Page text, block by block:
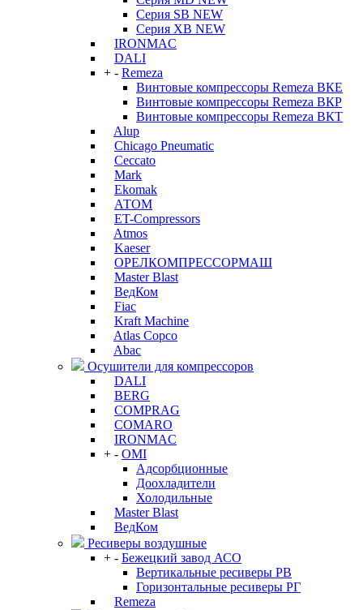
Серия SB NEW
Серия XB NEW
IRONMAC
DALI
+ - Remeza
Винтовые компрессоры Remeza ВКЕ
Винтовые компрессоры Remeza ВКР
Винтовые компрессоры Remeza ВКТ
Alup
Chicago Pneumatic
Ceccato
Mark
Ekomak
АТОМ
ET-Compressors
Atmos
Kaeser
ОРЕЛКОМПРЕССОРМАШ
Master Blast
ВедКом
Fiac
Kraft Machine
Atlas Copco
Abac
Осушители для компрессоров
DALI
BERG
COMPRAG
COMARO
IRONMAC
+ - OMI
Адсорбционные
Доохладители
Холодильные
Master Blast
ВедКом
Ресиверы воздушные
+ - Бежецкий завод АСО
Вертикальные ресиверы РВ
Горизонтальные ресиверы РГ
Remeza